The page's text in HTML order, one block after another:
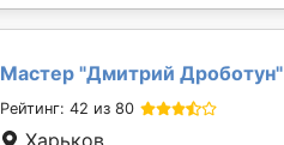
Мастер "Дмитрий Дроботун"
Рейтинг: 42 из 80
Харьков